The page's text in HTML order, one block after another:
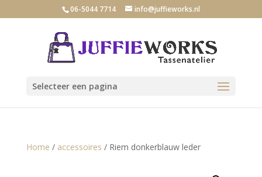
06-5044 7714 info@juffieworks.nl
Selecteer een pagina
Home / accessoires / Riem donkerblauw leder